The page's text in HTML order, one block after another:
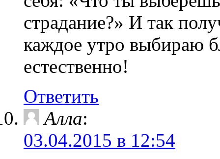
страдание?» И так
каждое утро выбираю
естественно!
Ответить
Алла:
03.04.2015 в 12:54